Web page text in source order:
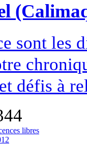
sont les
défis à
libres